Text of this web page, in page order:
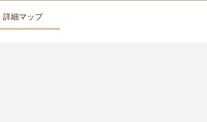
詳細マップ